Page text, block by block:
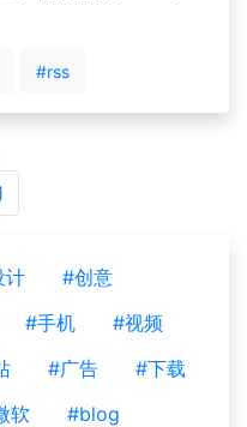
#rss
计
#创意
#手机
#视频
#广告
#下载
软
#blog